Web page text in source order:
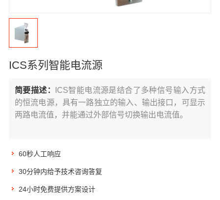
ICS系列智能电流源
简要描述：
ICS智能电流源是结合了多种信号输入方式
的恒流电源，具有一路独立的输入、输出接口，可显示
两路电流值，并能通过外部信号切换输出电流值。
60秒人工响应
30分钟内给予技术咨询答复
24小时免费提供方案设计